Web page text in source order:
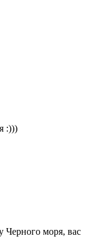
:)))
Черного моря, вас